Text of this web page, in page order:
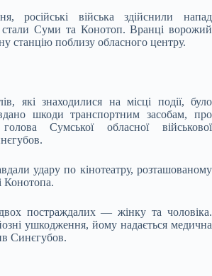
російські війська здійснили напад
Суми та Конотоп. Вранці ворожий
станцію поблизу обласного центру.
які знаходилися на місці події, було
шкоди транспортним засобам, про
Сумської обласної військової
удару по кінотеатру, розташованому
Конотопа.
постраждалих — жінку та чоловіка.
ушкодження, йому надається медична
Синєгубов.